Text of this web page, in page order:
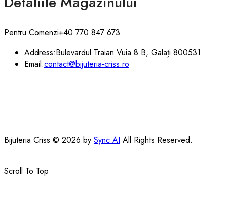
Pentru Comenzi+40 770 847 673
Address:Bulevardul Traian Vuia 8 B, Galați 800531
Email:contact@bijuteria-criss.ro
Bijuteria Criss © 2026 by Sync AI All Rights Reserved.
Scroll To Top